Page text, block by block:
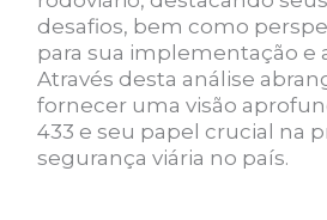
desafios, bem como
para sua implementação e
Através desta análise
fornecer uma visão
433 e seu papel crucial na
segurança viária no país.